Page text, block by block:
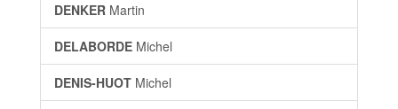
DENKER Martin
DELABORDE Michel
DENIS-HUOT Michel